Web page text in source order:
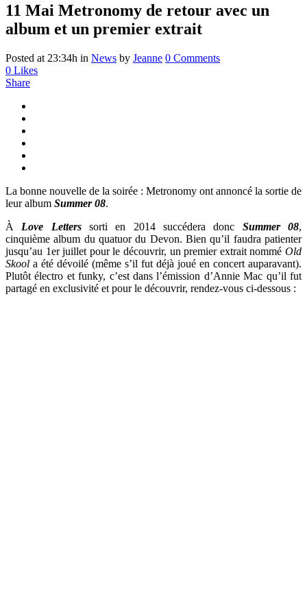
11 Mai Metronomy de retour avec un
album et un premier extrait
Posted at 23:34h in News by Jeanne 0 Comments
0 Likes
Share
La bonne nouvelle de la soirée : Metronomy ont annoncé la sortie de
leur album Summer 08.
À Love Letterssorti en 2014 succédera donc Summer 08,
cinquième album du quatuor du Devon. Bien qu’il faudra patienter
jusqu’au 1er juillet pour le découvrir, un premier extrait nommé Old
Skool a été dévoilé (même s’il fut déjà joué en concert auparavant).
Plutôt électro et funky, c’est dans l’émission d’Annie Mac qu’il fut
partagé en exclusivité et pour le découvrir, rendez-vous ci-dessous :